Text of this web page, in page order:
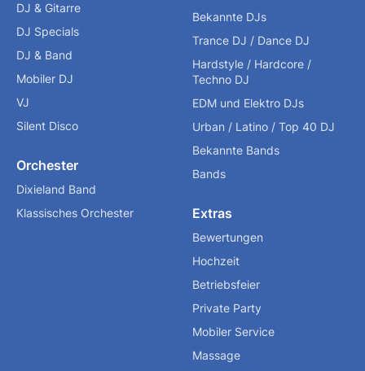
DJ & Gitarre
DJ Specials
DJ & Band
Mobiler DJ
VJ
Silent Disco
Orchester
Dixieland Band
Klassisches Orchester
Bekannte DJs
Trance DJ / Dance DJ
Hardstyle / Hardcore /
Techno DJ
EDM und Elektro DJs
Urban / Latino / Top 40 DJ
Bekannte Bands
Bands
Extras
Bewertungen
Hochzeit
Betriebsfeier
Private Party
Mobiler Service
Massage